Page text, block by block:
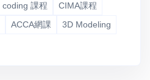
coding 課程
CIMA課程
ACCA網課
3D Modeling